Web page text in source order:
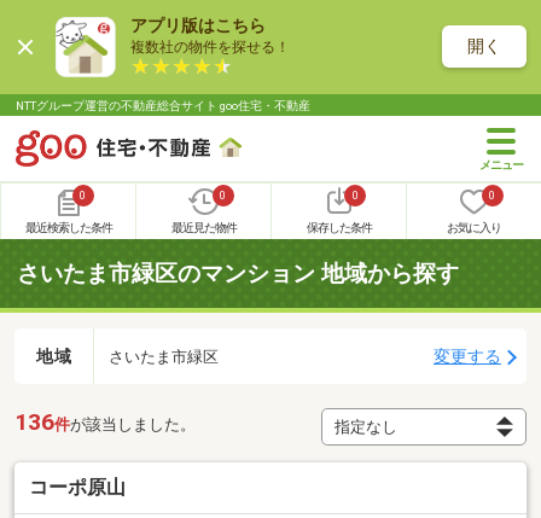
アプリ版はこちら
複数社の物件を探せる！ 開く
NTTグループ運営の不動産総合サイト goo住宅・不動産
0
最近検索した条件
0
最近見た物件
0
保存した条件
0
お気に入り
さいたま市緑区のマンション 地域から探す
地域 さいたま市緑区 変更する
136件が該当しました。
コーポ原山